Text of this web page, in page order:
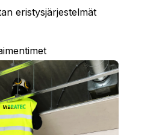
eristysjärjestelmät